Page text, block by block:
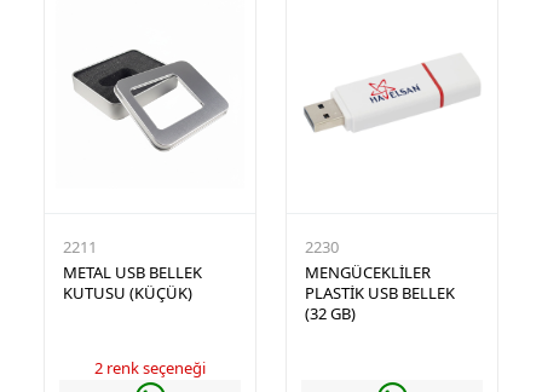
2211
METAL USB BELLEK
KUTUSU (KÜÇÜK)
2 renk seçeneği
2230
MENGÜCEKLİLER
PLASTİK USB BELLEK
(32 GB)